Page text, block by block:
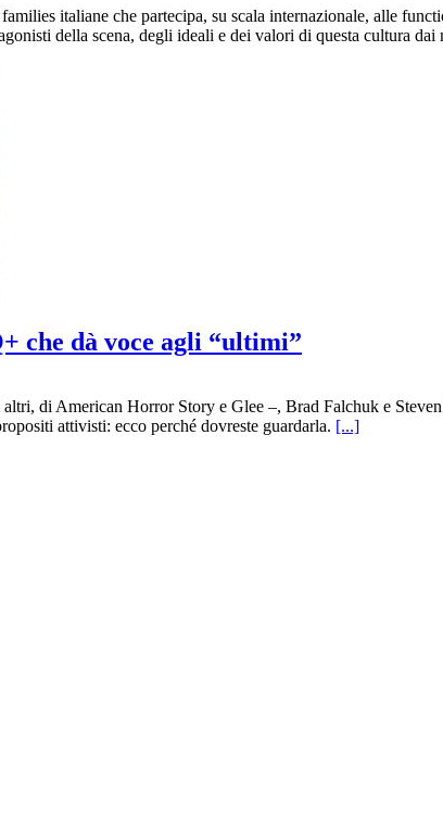
italiane che partecipa, su scala internazionale, alle
della scena, degli ideali e dei valori di questa cultura
che dà voce agli “ultimi”
di American Horror Story e Glee –, Brad Falchuk e
attivisti: ecco perché dovreste guardarla. [...]